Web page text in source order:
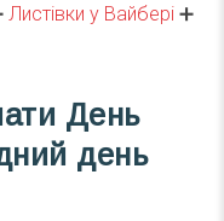
Листівки у Вайбері ➕
День
день